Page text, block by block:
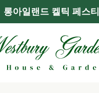
롱아일랜드 켈틱 페스